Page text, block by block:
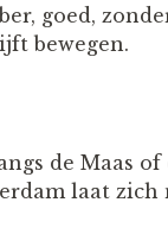
goed,
bewegen.
de Maas
laat zich